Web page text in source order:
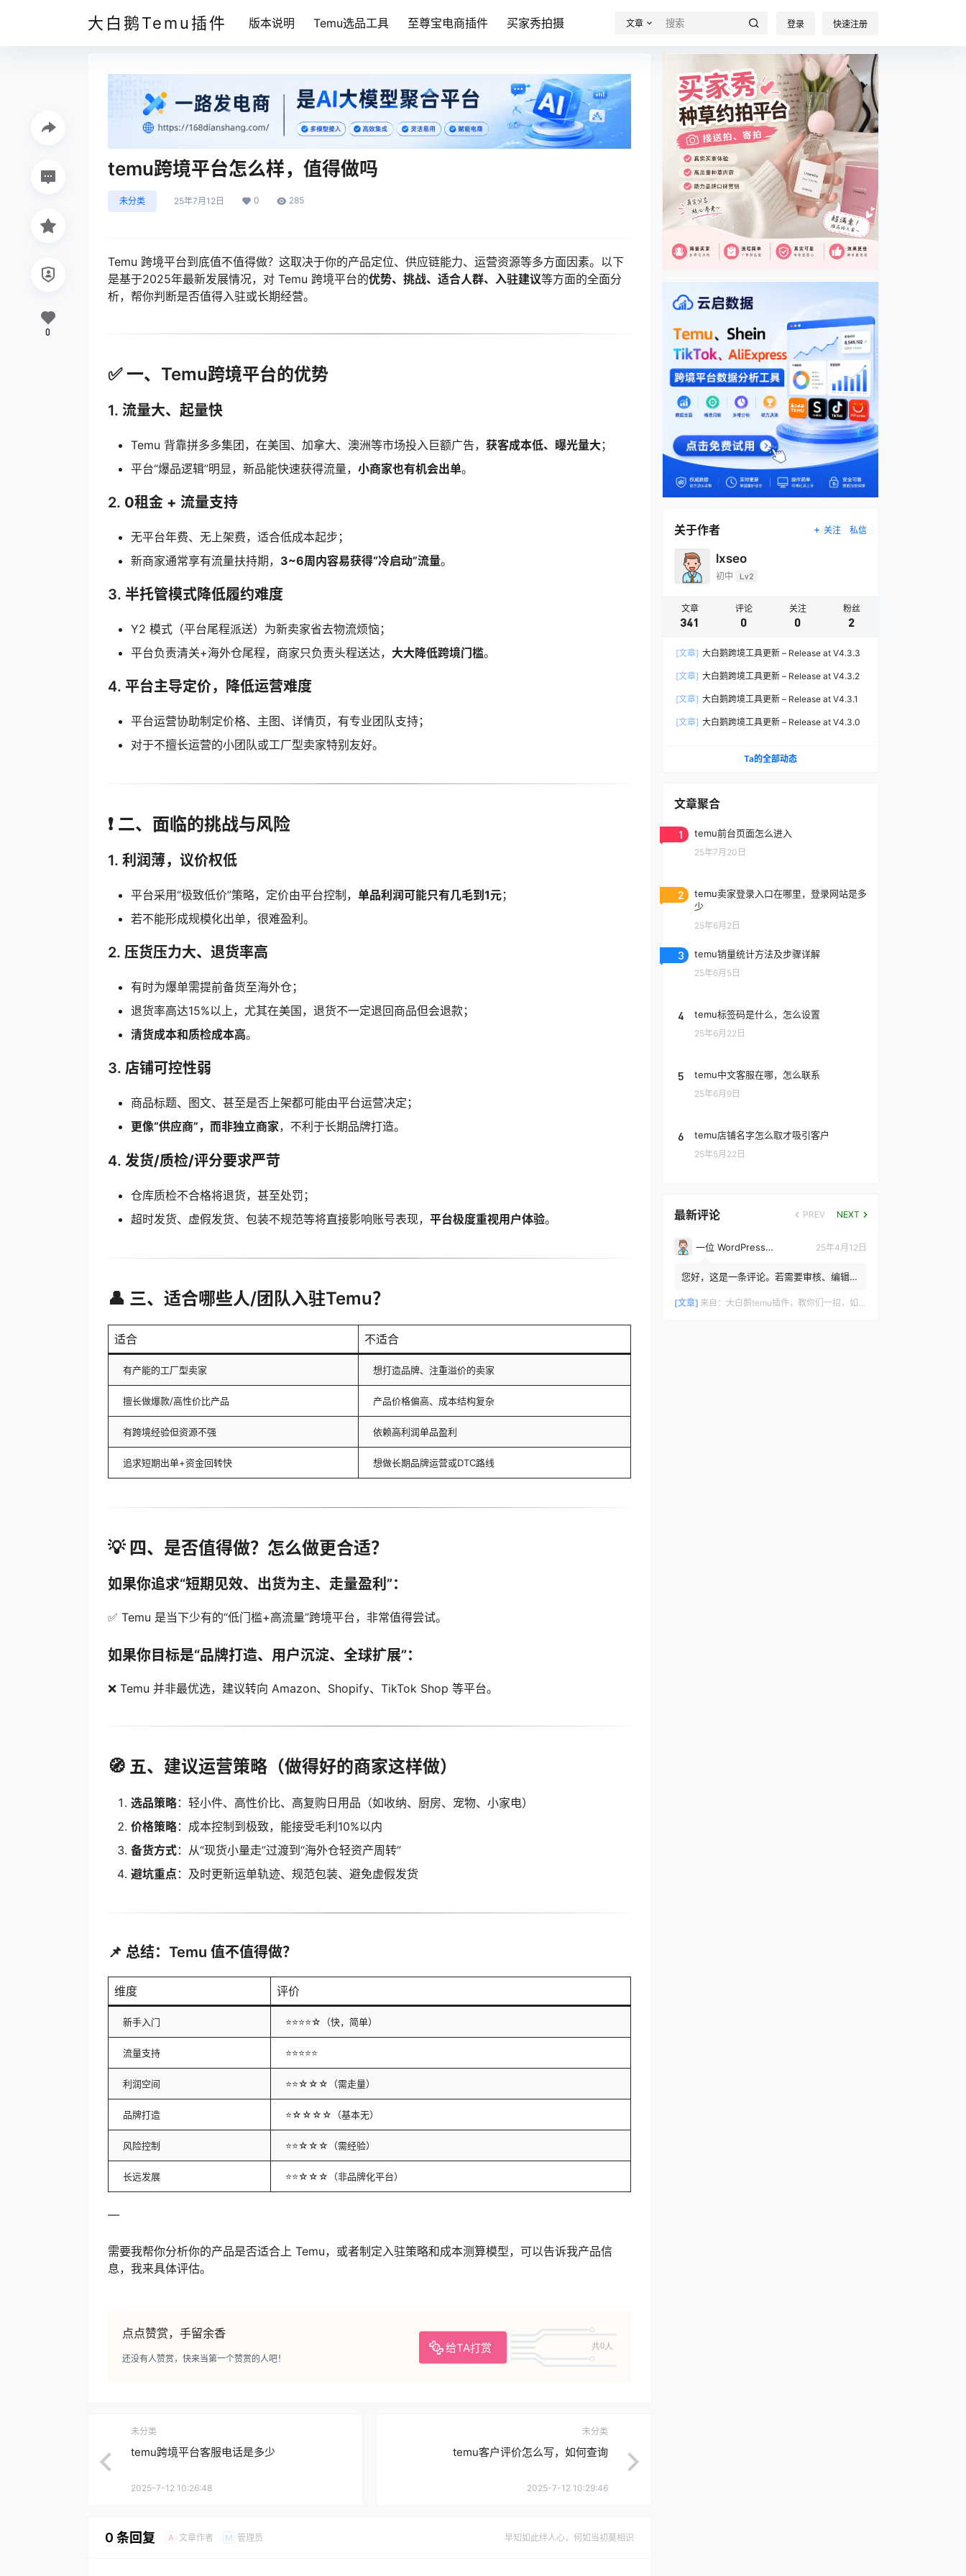
大白鹅Temu插件 版本说明 Temu选品工具 至尊宝电商插件 买家秀拍摄 文章 登录 快速注册
temu跨境平台怎么样，值得做吗
未分类 25年7月12日 0 285
Temu 跨境平台到底值不值得做？这取决于你的产品定位、供应链能力、运营资源等多方面因素。以下
是基于2025年最新发展情况，对 Temu 跨境平台的优势、挑战、适合人群、入驻建议等方面的全面分
析，帮你判断是否值得入驻或长期经营。
✅ 一、Temu跨境平台的优势
1. 流量大、起量快
Temu 背靠拼多多集团，在美国、加拿大、澳洲等市场投入巨额广告， 获客成本低、曝光量大；
平台“爆品逻辑”明显，新品能快速获得流量， 小商家也有机会出单。
2. 0租金 + 流量支持
无平台年费、无上架费，适合低成本起步；
新商家通常享有流量扶持期， 3~6周内容易获得“冷启动”流量。
3. 半托管模式降低履约难度
Y2 模式（平台尾程派送）为新卖家省去物流烦恼；
平台负责清关+海外仓尾程，商家只负责头程送达， 大大降低跨境门槛。
4. 平台主导定价，降低运营难度
平台运营协助制定价格、主图、详情页，有专业团队支持；
对于不擅长运营的小团队或工厂型卖家特别友好。
❗ 二、面临的挑战与风险
1. 利润薄，议价权低
平台采用“极致低价”策略，定价由平台控制， 单品利润可能只有几毛到1元；
若不能形成规模化出单，很难盈利。
2. 压货压力大、退货率高
有时为爆单需提前备货至海外仓；
退货率高达15%以上，尤其在美国，退货不一定退回商品但会退款；
清货成本和质检成本高。
3. 店铺可控性弱
商品标题、图文、甚至是否上架都可能由平台运营决定；
更像“供应商”，而非独立商家，不利于长期品牌打造。
4. 发货/质检/评分要求严苛
仓库质检不合格将退货，甚至处罚；
超时发货、虚假发货、包装不规范等将直接影响账号表现， 平台极度重视用户体验。
👤 三、适合哪些人/团队入驻Temu？
适合 不适合
有产能的工厂型卖家 想打造品牌、注重溢价的卖家
擅长做爆款/高性价比产品 产品价格偏高、成本结构复杂
有跨境经验但资源不强 依赖高利润单品盈利
追求短期出单+资金回转快 想做长期品牌运营或DTC路线
💡 四、是否值得做？怎么做更合适？
如果你追求“短期见效、出货为主、走量盈利 ”：
✅ Temu 是当下少有的“低门槛+高流量”跨境平台，非常值得尝试。
如果你目标是“品牌打造、用户沉淀、全球扩展”：
❌ Temu 并非最优选，建议转向 Amazon、Shopify、TikTok Shop 等平台。
🧭 五、建议运营策略（做得好的商家这样做）
选品策略：轻小件、高性价比、高复购日用品（如收纳、厨房、宠物、小家电）
价格策略：成本控制到极致，能接受毛利10%以内
备货方式：从“现货小量走”过渡到“海外仓轻资产周转”
避坑重点 ：及时更新运单轨迹、规范包装、避免虚假发货
📌 总结：Temu 值不值得做？
维度 评价
新手入门 ⭐⭐⭐⭐☆（快，简单）
流量支持 ⭐⭐⭐⭐⭐
利润空间 ⭐⭐☆☆☆（需走量）
品牌打造 ⭐☆☆☆☆（基本无）
风险控制 ⭐⭐☆☆☆（需经验）
长远发展 ⭐⭐☆☆☆（非品牌化平台）
—
需要我帮你分析你的产品是否适合上 Temu，或者制定入驻策略和成本测算模型，可以告诉我产品信
息，我来具体评估。
点点赞赏，手留余香
给TA打赏 共0人
还没有人赞赏，快来当第一个赞赏的人吧！
0
未分类
temu跨境平台客服电话是多少
2025-7-12 10:26:48
未分类
temu客户评价怎么写，如何查询
2025-7-12 10:29:46
0 条回复 A 文章作者 M 管理员 早知如此绊人心，何如当初莫相识
关于作者 关注 私信
lxseo
初中 Lv2
文章
341
评论
0
关注
0
粉丝
2
[文章] 大白鹅跨境工具更新 – Release at V4.3.3
[文章] 大白鹅跨境工具更新 – Release at V4.3.2
[文章] 大白鹅跨境工具更新 – Release at V4.3.1
[文章] 大白鹅跨境工具更新 – Release at V4.3.0
Ta的全部动态
文章聚合
1 temu前台页面怎么进入
25年7月20日
2
temu卖家登录入口在哪里，登录网站是多
少
25年6月2日
3 temu销量统计方法及步骤详解
25年6月5日
4 temu标签码是什么，怎么设置
25年6月22日
5 temu中文客服在哪，怎么联系
25年6月9日
6 temu店铺名字怎么取才吸引客户
25年5月22日
最新评论 PREV NEXT
一位 WordPress 评论者 25年4月12日
您好，这是一条评论。若需要审核、编辑或
者头像来自 Gravatar。
[文章] 来自： 大白鹅temu插件，教你们一招，如何30s里计算temu利润数据